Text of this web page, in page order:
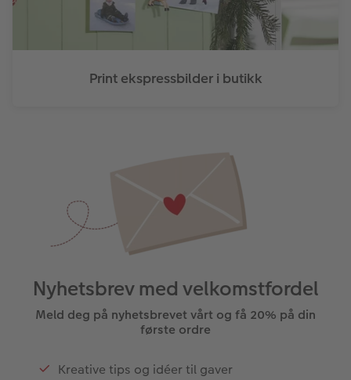
Print ekspressbilder i butikk
Nyhetsbrev med velkomstfordel
Meld deg på nyhetsbrevet vårt og få 20% på din
første ordre
Kreative tips og idéer til gaver